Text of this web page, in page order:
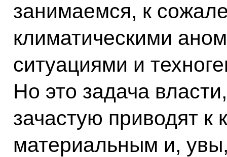
занимаемся, к
климатическими
ситуациями и
Но это задача
зачастую приводят к
материальным и,